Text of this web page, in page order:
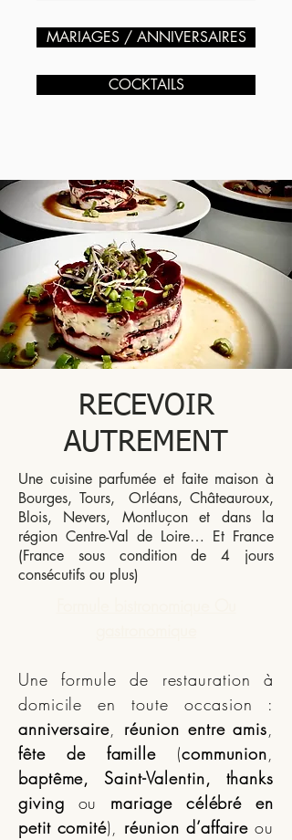
MARIAGES / ANNIVERSAIRES
COCKTAILS
RECEVOIR
AUTREMENT
Une cuisine parfumée et faite maison à
Bourges, Tours, Orléans, Châteauroux,
Blois, Nevers, Montluçon et dans la
région Centre-Val de Loire… Et France
(France sous condition de 4 jours
consécutifs ou plus)
Une formule de restauration à
domicile en toute occasion :
anniversaire, réunion entre amis,
fête de famille(communion,
baptême, Saint-Valentin, thanks
giving ou mariage célébré en
petit comité), réunion d’affaireou